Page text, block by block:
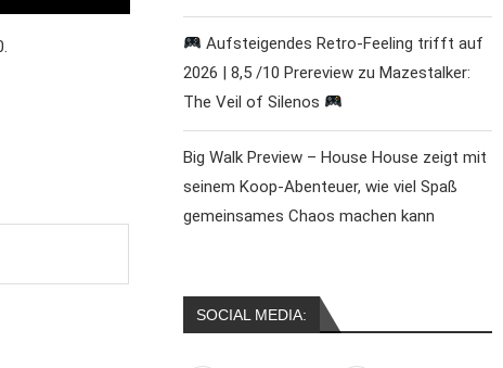
Aufsteigendes Retro-Feeling trifft auf
2026 | 8,5 /10 Prereview zu Mazestalker:
The Veil of Silenos
Big Walk Preview – House House zeigt mit
seinem Koop-Abenteuer, wie viel Spaß
gemeinsames Chaos machen kann
SOCIAL MEDIA: